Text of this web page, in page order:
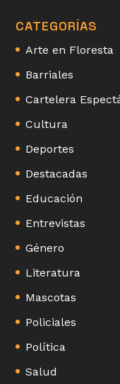
CATEGORÍAS
Arte en Floresta
Barriales
Cartelera
Cultura
Deportes
Destacadas
Educación
Entrevistas
Género
Literatura
Mascotas
Policiales
Política
Salud